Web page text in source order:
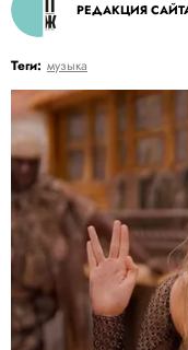
РЕДАКЦИЯ
Теги: музыка